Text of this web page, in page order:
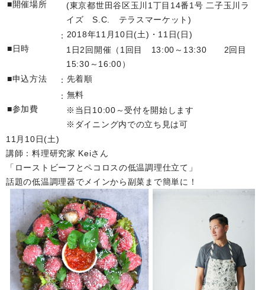
■開催場所
(東京都世田谷区玉川1丁目14番1号 二子玉川ラ
イズ S.C. テラスマーケット)
■日時
2018年11月10日(土)・11日(日)
1日2回開催（1回目 13:00～13:30 2回目
15:30～16:00）
■申込方法
先着順
■参加費
無料
※当日10:00～受付を開始します
※ダイニング内での立ち見は可
11月10日(土)
講師：料理研究家 Keiさん
「ローストビーフとペコロスの低温調理仕立て」
話題の低温調理器でメインから副菜まで簡単に！